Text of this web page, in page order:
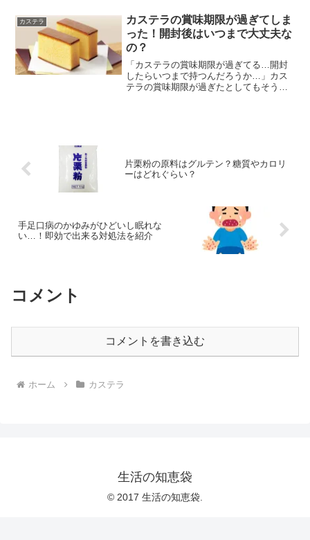
カステラ
カステラの賞味期限が過ぎてしま
った！開封後はいつまで大丈夫な
の？
「カステラの賞味期限が過ぎてる…開封
したらいつまで持つんだろうか…」カス
テラの賞味期限が過ぎたとしてもそう慌
片栗粉の原料はグルテン？糖質やカロリ
ーはどれぐらい？
手足口病のかゆみがひどいし眠れな
い…！即効で出来る対処法を紹介
コメント
コメントを書き込む
ホーム カステラ
生活の知恵袋
© 2017 生活の知恵袋.